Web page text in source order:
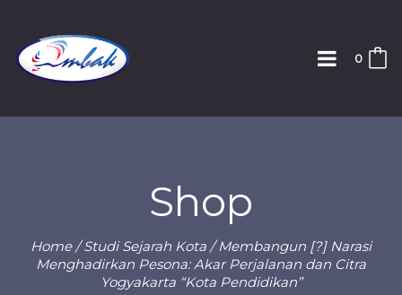
0
Shop
Home/Studi Sejarah Kota / Membangun [?] Narasi
Menghadirkan Pesona: Akar Perjalanan dan Citra
Yogyakarta “Kota Pendidikan”